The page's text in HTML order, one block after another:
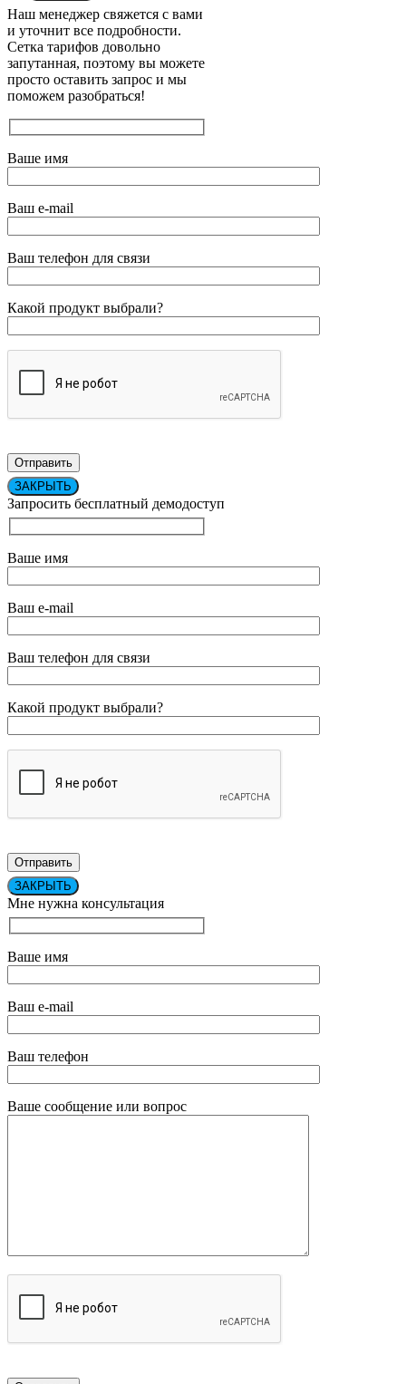
Наш менеджер свяжется с вами
и уточнит все подробности.
Сетка тарифов довольно
запутанная, поэтому вы можете
просто оставить запрос и мы
поможем разобраться!
Ваше имя
Ваш e-mail
Ваш телефон для связи
Какой продукт выбрали?
ЗАКРЫТЬ
Запросить бесплатный демодоступ
Ваше имя
Ваш e-mail
Ваш телефон для связи
Какой продукт выбрали?
ЗАКРЫТЬ
Мне нужна консультация
Ваше имя
Ваш e-mail
Ваш телефон
Ваше сообщение или вопрос